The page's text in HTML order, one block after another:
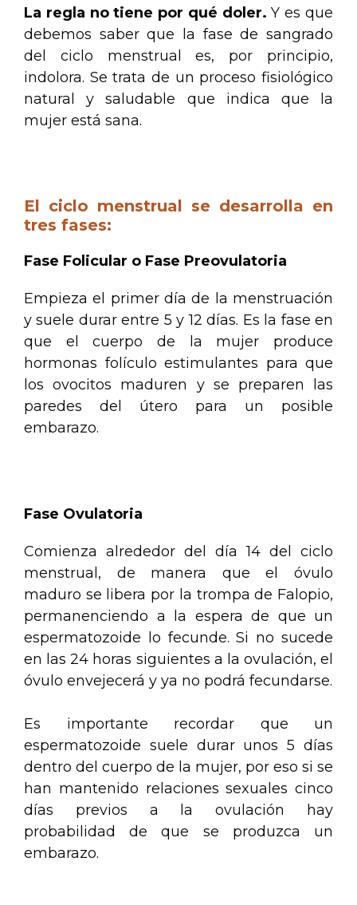
La regla no tiene por qué doler. Y es que
debemos saber que la fase de sangrado
del ciclo menstrual es, por principio,
indolora. Se trata de un proceso fisiológico
natural y saludable que indica que la
mujer está sana.
El ciclo menstrual se desarrolla en
tres fases:
Fase Folicular o Fase Preovulatoria
Empieza el primer día de la menstruación
y suele durar entre 5 y 12 días. Es la fase en
que el cuerpo de la mujer produce
hormonas folículo estimulantes para que
los ovocitos maduren y se preparen las
paredes del útero para un posible
embarazo.
Fase Ovulatoria
Comienza alrededor del día 14 del ciclo
menstrual, de manera que el óvulo
maduro se libera por la trompa de Falopio,
permanenciendo a la espera de que un
espermatozoide lo fecunde. Si no sucede
en las 24 horas siguientes a la ovulación, el
óvulo envejecerá y ya no podrá fecundarse.
Es importante recordar que un
espermatozoide suele durar unos 5 días
dentro del cuerpo de la mujer, por eso si se
han mantenido relaciones sexuales cinco
días previos a la ovulación hay
probabilidad de que se produzca un
embarazo.